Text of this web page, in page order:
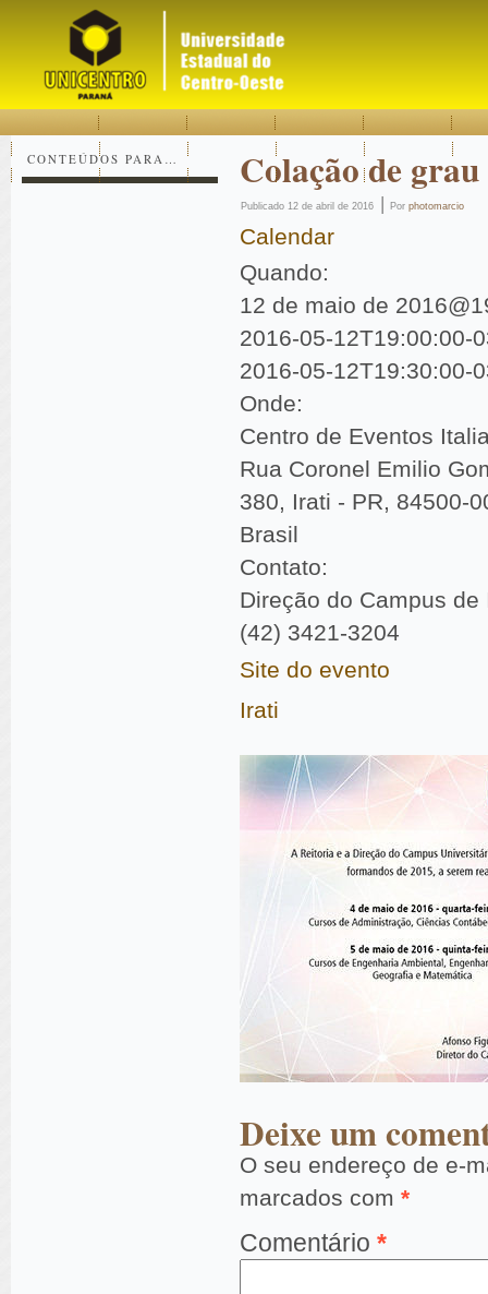
CONTEÚDOS PARA… Colação de
Publicado 12 de abril de 2016 | Por photomarcio
Calendar
Quando:
12 de maio de
2016-05-12T19:00:00-
2016-05-12T19:30:00-
Onde:
Centro de Eventos
Rua Coronel Emilio
380, Irati - PR, 84500-
Brasil
Contato:
Direção do Campus de
(42) 3421-3204
Site do evento
Irati
Deixe um
O seu endereço de e-
marcados com *
Comentário *